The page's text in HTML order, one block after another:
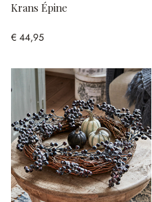
Krans Épine
€ 44,95